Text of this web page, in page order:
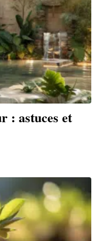
: astuces et